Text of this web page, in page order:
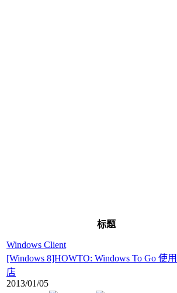
标题
Windows Client
[Windows 8]HOWTO: Windows To Go 使
店
2013/01/05